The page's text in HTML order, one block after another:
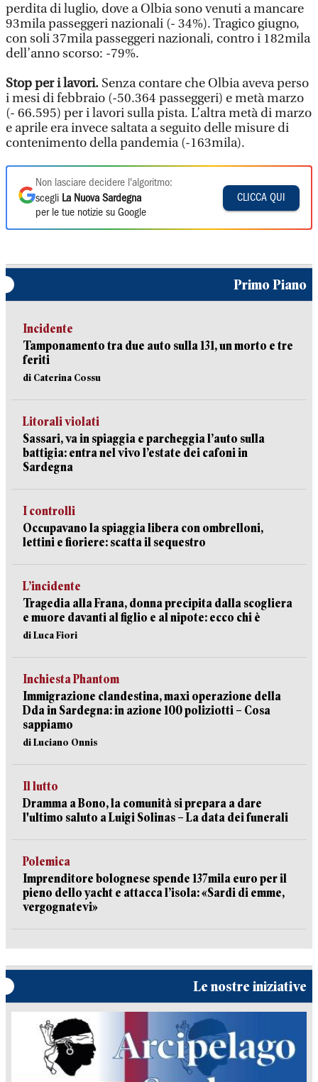
perdita di luglio, dove a Olbia sono venuti a mancare
93mila passeggeri nazionali (- 34%). Tragico giugno,
con soli 37mila passeggeri nazionali, contro i 182mila
dell’anno scorso: -79%.
Stop per i lavori. Senza contare che Olbia aveva perso
i mesi di febbraio (-50.364 passeggeri) e metà marzo
(- 66.595) per i lavori sulla pista. L’altra metà di marzo
e aprile era invece saltata a seguito delle misure di
contenimento della pandemia (-163mila).
Non lasciare decidere l'algoritmo:
scegli La Nuova Sardegna
per le tue notizie su Google
CLICCA QUI
Primo Piano
Incidente
Tamponamento tra due auto sulla 131, un morto e tre
feriti
di Caterina Cossu
Litorali violati
Sassari, va in spiaggia e parcheggia l’auto sulla
battigia: entra nel vivo l’estate dei cafoni in
Sardegna
I controlli
Occupavano la spiaggia libera con ombrelloni,
lettini e fioriere: scatta il sequestro
L’incidente
Tragedia alla Frana, donna precipita dalla scogliera
e muore davanti al figlio e al nipote: ecco chi è
di Luca Fiori
Inchiesta Phantom
Immigrazione clandestina, maxi operazione della
Dda in Sardegna: in azione 100 poliziotti – Cosa
sappiamo
di Luciano Onnis
Il lutto
Dramma a Bono, la comunità si prepara a dare
l'ultimo saluto a Luigi Solinas – La data dei funerali
Polemica
Imprenditore bolognese spende 137mila euro per il
pieno dello yacht e attacca l’isola: «Sardi di emme,
vergognatevi»
Le nostre iniziative